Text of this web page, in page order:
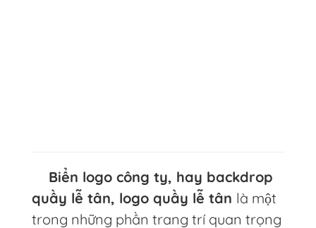
Biển logo công ty, hay backdrop
quầy lễ tân, logo quầy lễ tân là một
trong những phần trang trí quan trọng